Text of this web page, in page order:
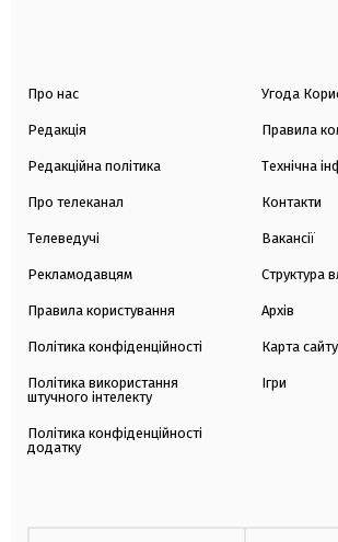
Про нас
Редакція
Редакційна політика
Про телеканал
Телеведучі
Рекламодавцям
Правила користування
Політика конфіденційності
Політика використання
штучного інтелекту
Політика конфіденційності
додатку
Угода
Правила
Технічна
Контакти
Вакансії
Структура
Архів
Карта сайту
Ігри